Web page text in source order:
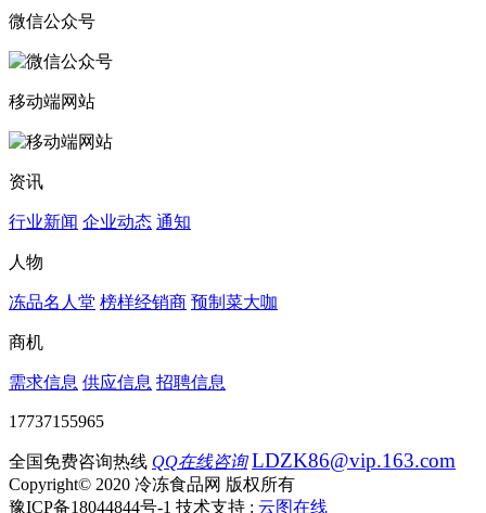
微信公众号
移动端网站
资讯
行业新闻 企业动态 通知
人物
冻品名人堂 榜样经销商 预制菜大咖
商机
需求信息 供应信息 招聘信息
17737155965
全国免费咨询热线 QQ在线咨询 LDZK86@vip.163.com
Copyright© 2020 冷冻食品网 版权所有
豫ICP备18044844号-1 技术支持 : 云图在线